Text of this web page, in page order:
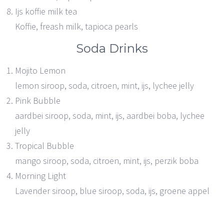
Ijs koffie milk tea
Koffie, freash milk, tapioca pearls
Soda Drinks
Mojito Lemon
lemon siroop, soda, citroen, mint, ijs, lychee jelly
Pink Bubble
aardbei siroop, soda, mint, ijs, aardbei boba, lychee
jelly
Tropical Bubble
mango siroop, soda, citroen, mint, ijs, perzik boba
Morning Light
Lavender siroop, blue siroop, soda, ijs, groene appel